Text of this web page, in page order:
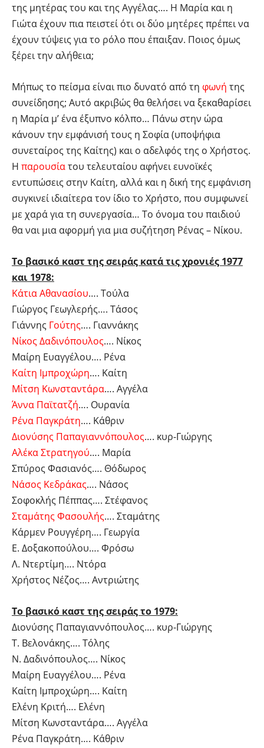
της μητέρας του και της Αγγέλας…. Η Μαρία και η
Γιώτα έχουν πια πειστεί ότι οι δύο μητέρες πρέπει να
έχουν τύψεις για το ρόλο που έπαιξαν. Ποιος όμως
ξέρει την αλήθεια;
Μήπως το πείσμα είναι πιο δυνατό από τη φωνή της
συνείδησης; Αυτό ακριβώς θα θελήσει να ξεκαθαρίσει
η Μαρία μ’ ένα έξυπνο κόλπο… Πάνω στην ώρα
κάνουν την εμφάνισή τους η Σοφία (υποψήφια
συνεταίρος της Καίτης) και ο αδελφός της ο Χρήστος.
Η παρουσίατου τελευταίου αφήνει ευνοϊκές
εντυπώσεις στην Καίτη, αλλά και η δική της εμφάνιση
συγκινεί ιδιαίτερα τον ίδιο το Χρήστο, που συμφωνεί
με χαρά για τη συνεργασία… Το όνομα του παιδιού
θα ναι μια αφορμή για μια συζήτηση Ρένας – Νίκου.
Το βασικό καστ της σειράς κατά τις χρονιές 1977
και 1978:
Κάτια Αθανασίου…. Τούλα
Γιώργος Γεωγλερής…. Τάσος
Γιάννης Γούτης…. Γιαννάκης
Νίκος Δαδινόπουλος…. Νίκος
Μαίρη Ευαγγέλου…. Ρένα
Καίτη Ιμπροχώρη…. Καίτη
Μίτση Κωνσταντάρα…. Αγγέλα
Άννα Παϊτατζή…. Ουρανία
Ρένα Παγκράτη…. Κάθριν
Διονύσης Παπαγιαννόπουλος…. κυρ-Γιώργης
Αλέκα Στρατηγού…. Μαρία
Σπύρος Φασιανός…. Θόδωρος
Νάσος Κεδράκας…. Νάσος
Σοφοκλής Πέππας…. Στέφανος
Σταμάτης Φασουλής…. Σταμάτης
Κάρμεν Ρουγγέρη…. Γεωργία
Ε. Δοξακοπούλου…. Φρόσω
Λ. Ντερτίμη…. Ντόρα
Χρήστος Νέζος…. Αντριώτης
Το βασικό καστ της σειράς το 1979:
Διονύσης Παπαγιαννόπουλος…. κυρ-Γιώργης
Τ. Βελονάκης…. Τόλης
Ν. Δαδινόπουλος…. Νίκος
Μαίρη Ευαγγέλου…. Ρένα
Καίτη Ιμπροχώρη…. Καίτη
Ελένη Κριτή…. Ελένη
Μίτση Κωνσταντάρα…. Αγγέλα
Ρένα Παγκράτη…. Κάθριν